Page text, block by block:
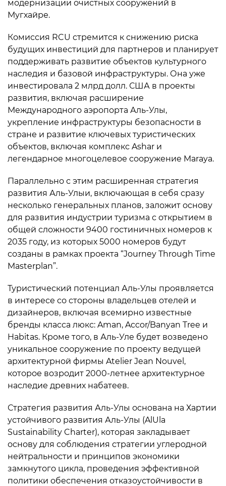
модернизации очистных сооружений в
Мугхайре.
Комиссия RCU стремится к снижению риска
будущих инвестиций для партнеров и планирует
поддерживать развитие объектов культурного
наследия и базовой инфраструктуры. Она уже
инвестировала 2 млрд долл. США в проекты
развития, включая расширение
Международного аэропорта Аль-Улы,
укрепление инфраструктуры безопасности в
стране и развитие ключевых туристических
объектов, включая комплекс Ashar и
легендарное многоцелевое сооружение Maraya.
Параллельно с этим расширенная стратегия
развития Аль-Улыи, включающая в себя сразу
несколько генеральных планов, заложит основу
для развития индустрии туризма с открытием в
общей сложности 9400 гостиничных номеров к
2035 году, из которых 5000 номеров будут
созданы в рамках проекта “Journey Through Time
Masterplan”.
Туристический потенциал Аль-Улы проявляется
в интересе со стороны владельцев отелей и
дизайнеров, включая всемирно известные
бренды класса люкс: Aman, Accor/Banyan Tree и
Habitas. Кроме того, в Аль-Уле будет возведено
уникальное сооружение по проекту ведущей
архитектурной фирмы Atelier Jean Nouvel,
которое возродит 2000-летнее архитектурное
наследие древних набатеев.
Стратегия развития Аль-Улы основана на Хартии
устойчивого развития Аль-Улы (AlUla
Sustainability Charter), которая закладывает
основу для соблюдения стратегии углеродной
нейтральности и принципов экономики
замкнутого цикла, проведения эффективной
политики обеспечения отказоустойчивости в